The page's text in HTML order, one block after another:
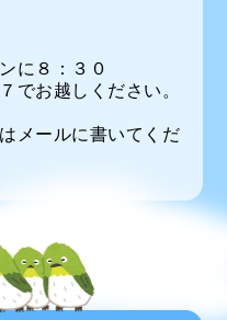
に８：３０
でお越しください。
メールに書いてくだ